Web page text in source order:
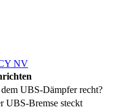
NV
UBS-Dämpfer recht?
UBS-Bremse steckt